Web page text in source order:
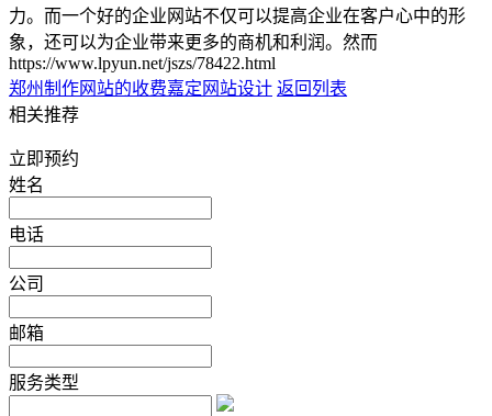
力。而一个好的企业网站不仅可以提高企业在客户心中的形
象，还可以为企业带来更多的商机和利润。然而
https://www.lpyun.net/jszs/78422.html
郑州制作网站的收费嘉定网站设计 返回列表
相关推荐
立即预约
姓名
电话
公司
邮箱
服务类型